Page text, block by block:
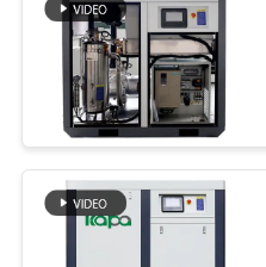
PABRIK
KONTROL
KUALITAS